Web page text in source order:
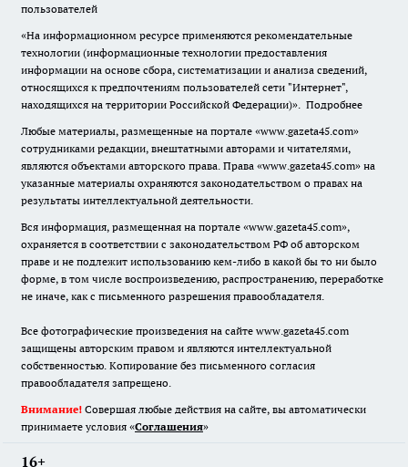
пользователей
«На информационном ресурсе применяются рекомендательные
технологии (информационные технологии предоставления
информации на основе сбора, систематизации и анализа сведений,
относящихся к предпочтениям пользователей сети "Интернет",
находящихся на территории Российской Федерации)». Подробнее
Любые материалы, размещенные на портале «www.gazeta45.com»
сотрудниками редакции, внештатными авторами и читателями,
являются объектами авторского права. Права «www.gazeta45.com» на
указанные материалы охраняются законодательством о правах на
результаты интеллектуальной деятельности.
Вся информация, размещенная на портале «www.gazeta45.com»,
охраняется в соответствии с законодательством РФ об авторском
праве и не подлежит использованию кем-либо в какой бы то ни было
форме, в том числе воспроизведению, распространению, переработке
не иначе, как с письменного разрешения правообладателя.
Все фотографические произведения на сайте www.gazeta45.com
защищены авторским правом и являются интеллектуальной
собственностью. Копирование без письменного согласия
правообладателя запрещено.
Внимание! Совершая любые действия на сайте, вы автоматически
принимаете условия «Cоглашения»
16+